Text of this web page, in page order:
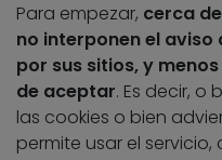
Para empezar, cerca
no interponen el
por sus sitios, y
de aceptar. Es decir, o
las cookies o bien
permite usar el